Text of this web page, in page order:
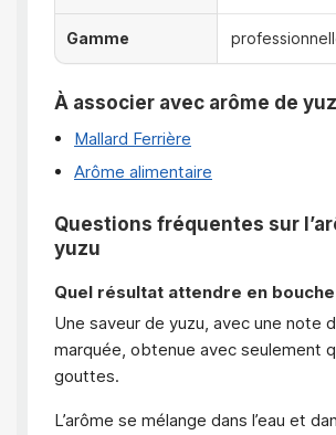
Gamme
À associer avec arôme de
Mallard Ferrière
Arôme alimentaire
Questions fréquentes sur
yuzu
Quel résultat attendre en
Une saveur de yuzu, avec une note
marquée, obtenue avec seulement
gouttes.
L’arôme se mélange dans l’eau et